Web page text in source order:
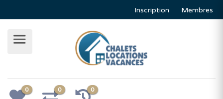
Inscription Membres
0 0 0